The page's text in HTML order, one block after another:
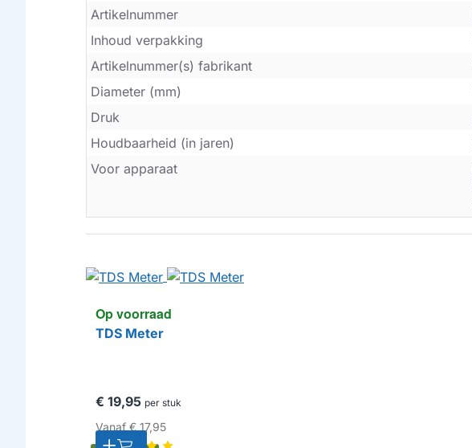
Artikelnummer
Inhoud verpakking
Artikelnummer(s) fabrikant
Diameter (mm)
Druk
Houdbaarheid (in jaren)
Voor apparaat
Op voorraad
TDS Meter
€ 19,95 per stuk
Vanaf € 17,95